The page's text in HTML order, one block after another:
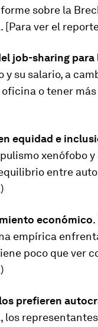
sobre la
[Para ver el
job-sharing para
y su salario, a
o tener
equidad e
xenófobo
entre
)
económico
empírica
poco que ver
)
prefieren
los